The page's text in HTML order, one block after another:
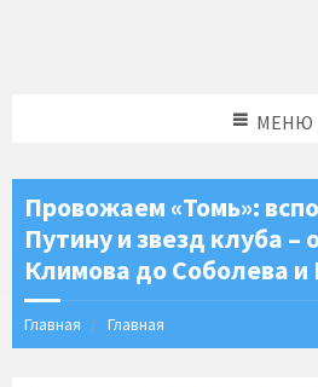
МЕНЮ
Провожаем «Томь»:
Путину и звезд клуба –
Климова до Соболева
Главная Главная